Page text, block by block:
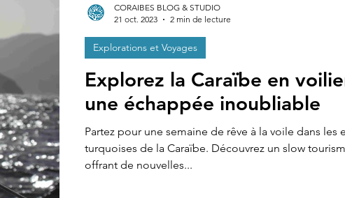
Explorez la Caraïbe en
une échappée inoubliable
Partez pour une semaine de rêve à la voile dans les
turquoises de la Caraïbe. Découvrez un slow
offrant de nouvelles...
Explorations et Voyages
CORAIBES BLOG & STUDIO
21 oct. 2023
2 min de lecture